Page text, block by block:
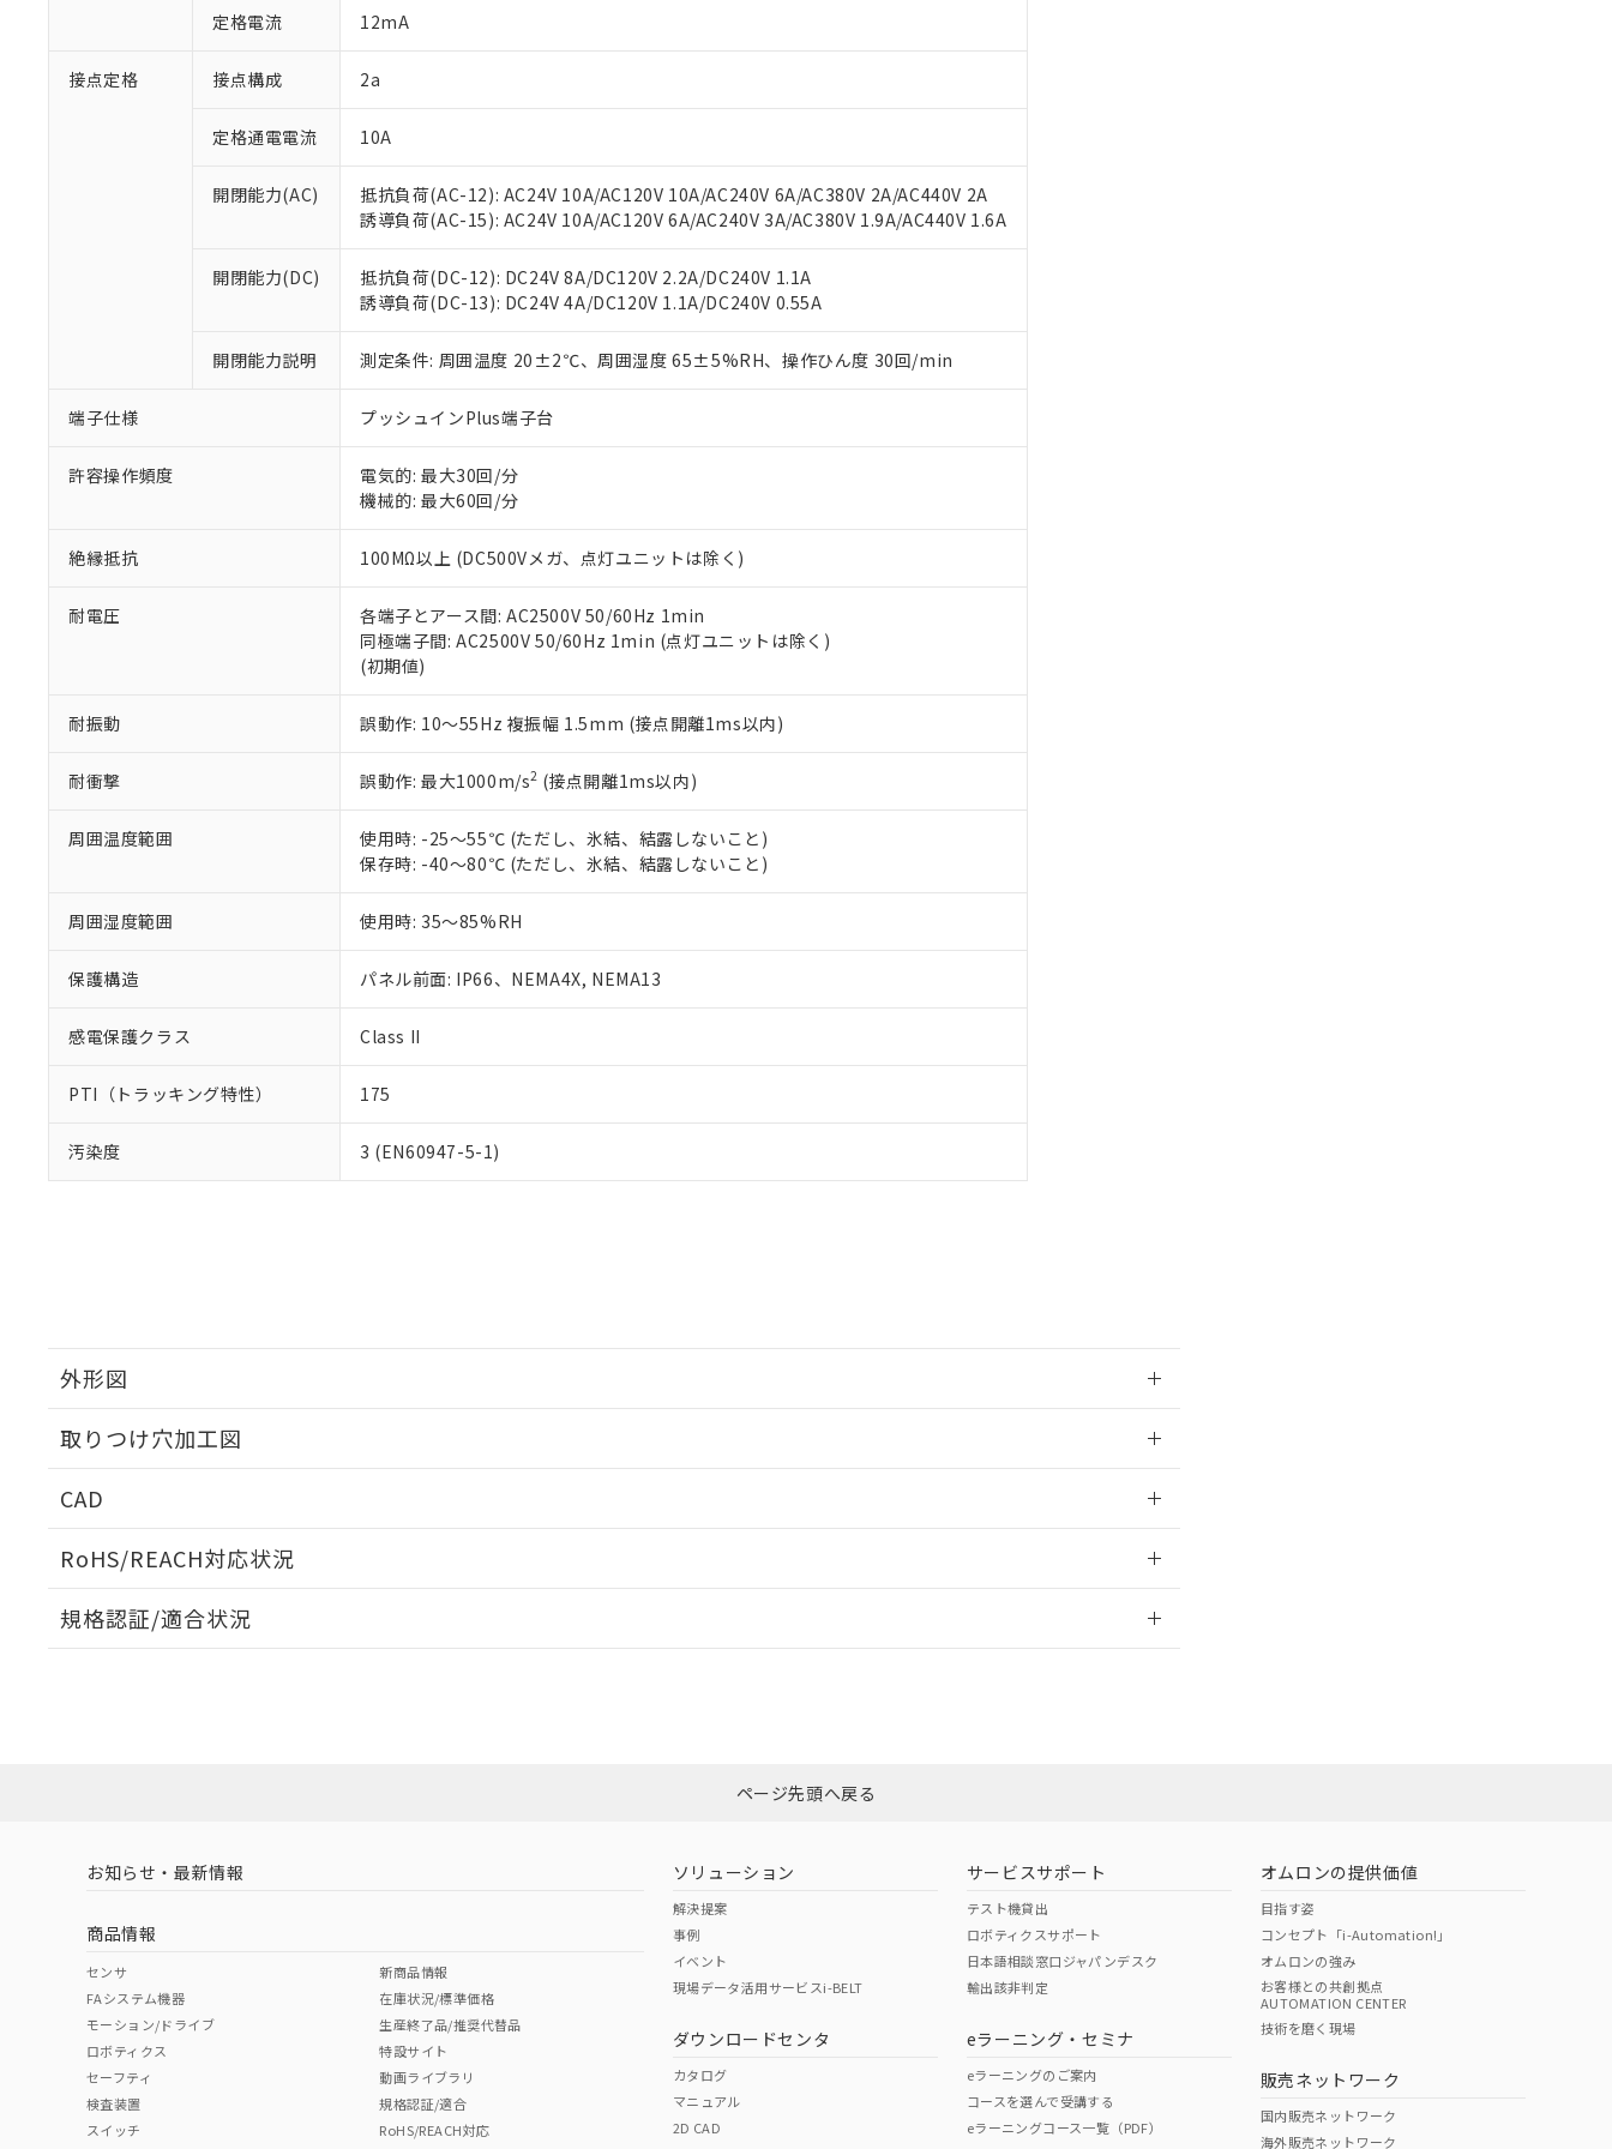
定格電流 12mA
接点定格 接点構成 2a
定格通電電流 10A
開閉能力(AC)
抵抗負荷(AC-12): AC24V 10A/AC120V 10A/AC240V 6A/AC380V 2A/AC440V 2A
誘導負荷(AC-15): AC24V 10A/AC120V 6A/AC240V 3A/AC380V 1.9A/AC440V 1.6A
開閉能力(DC)
抵抗負荷(DC-12): DC24V 8A/DC120V 2.2A/DC240V 1.1A
誘導負荷(DC-13): DC24V 4A/DC120V 1.1A/DC240V 0.55A
開閉能力説明 測定条件: 周囲温度 20±2℃、周囲湿度 65±5%RH、操作ひん度 30回/min
端子仕様 プッシュインPlus端子台
許容操作頻度
電気的: 最大30回/分
機械的: 最大60回/分
絶縁抵抗 100MΩ以上 (DC500Vメガ、点灯ユニットは除く)
耐電圧
各端子とアース間: AC2500V 50/60Hz 1min
同極端子間: AC2500V 50/60Hz 1min (点灯ユニットは除く)
(初期値)
耐振動 誤動作: 10～55Hz 複振幅 1.5mm (接点開離1ms以内)
耐衝撃 誤動作: 最大1000m/s2 (接点開離1ms以内)
周囲温度範囲
使用時: -25～55℃ (ただし、氷結、結露しないこと)
保存時: -40～80℃ (ただし、氷結、結露しないこと)
周囲湿度範囲 使用時: 35～85%RH
保護構造 パネル前面: IP66、NEMA4X, NEMA13
感電保護クラス Class II
PTI（トラッキング特性） 175
汚染度 3 (EN60947-5-1)
外形図
取りつけ穴加工図
CAD
RoHS/REACH対応状況
EU RoHS 注意事項・凡例
ダウンロードはこちら
中国 RoHS 注意事項・凡例
中国 RoHS表
Pb Hg Cr(VI)
O O
規格認証/適合状況
い。
正式な納期状況および標準価格はお客様のお取引先、またはお客様担当のオムロン制御機器販売店・
当社販売員にご相談ください。
オムロン制御機器販売店や当社販売拠点は「販売ネットワーク
」をご確認ください。
在庫状況および標準価格結果を当社の事前の承諾なく第三者に漏洩または開示しないようお願いしま
す。
マイパーツ機能（部品リスト作成サービス）をご利用いただくには、I-Webメンバーズにご登録され
お客様が当ウェブサイト上で当社にご登録された部品リストについて、当社および当社の共同利用者
が、当社の製品・サービスに関するお客様との取引・商談に必要な範囲で利用することをご了承くだ
さい。
※当社の共同利用者とは、"個人情報の共同利用に関して"
の「1.共同利用者の範囲」に記載されて
いる法人を指します。
但し、RoHS指令で産業用監視および制御機器に対する適用除外項目は除く。
※2 対応予定月
部品在庫の切り替え状況などにより、予定月が前後することがあります。
※3 非含有証明書ダウンロード
下記の非含有証明書をダウンロードすることができます。
EU RoHS指令（10物質）の非含有証明書
51物質の非含有証明書（当社基準）
※本証明書は発行日時点で非含有を証明するもので、過去に遡って非含有を証明するものではありません。
また、RoHS指令のフタル酸エステル類４物質の対応では、対応完了までの期間は出荷製品に未対応品が
混在することから備考欄に対応日を記載しておりました。
り割愛しております。
「○」：最大均質材料含有率が中国RoHSの基準値以下であることを示します。
「×」：最大均質材料含有率が中国RoHSの基準値を超えていることを示します。
*中国RoHS10物質の基準値 (GB/T26572)：
Pb(鉛) :1000ppm、 Hg(水銀) : 1000ppm、 Cd(カドミウム) : 100ppm、
Cr(Ⅵ)(六価クロム) : 1000ppm、 PBBs(ポリ臭化ビフェニル類) : 1000ppm、 PBDEs(ポリ臭化ジフェニルエーテル類) : 1000ppm、
DBP(フタル酸ジブチル) : 1000ppm、 DIBP(フタル酸ジイソブチル) : 1000ppm、 BBP(フタル酸ブチルベンジル) : 1000ppm、
DEHP(フタル酸ビス(2-エチルヘキシル)) : 1000ppm
※2 環境保護使用期限
「ｅ」：有害物質（10物質）のすべてが基準値以下であることを示します。
「10」：通常の使用状況下において有害物質が外部に漏えいし、環境に深刻な影響を及ぼさない年数を意
味します。
当社は、これら貴社製品のうち、外国為替および外国貿易法に定める商品（以下｢規制貨物等」とい
当社は貴社製品を、核兵器、ミサイル、化学兵器、生物兵器またはその他武器並びにこれらの製造装
置等に一切使用いたしません。
当社は、貴社製品を第三者に販売する場合は、上記1、2および3の内容を当該第三者に通知します。
また当社は、販売先および販売に係わる関係者が違法に輸出するおそれがある場合は、取り引きをい
たしません。
号
○ 一定数以上の在庫あり
△ 一定数には満たないが在庫あり
－
在庫なし(最新の在庫状況については、お客様のお取引先、またはお客様担当のオムロン制御
機器販売店・当社販売員にご確認ください)
空
白
受注生産機種、また在庫状況の情報を公開していない機種
ページ先頭へ戻る
お知らせ・最新情報
商品情報
センサ
FAシステム機器
モーション/ドライブ
ロボティクス
セーフティ
検査装置
スイッチ
新商品情報
在庫状況/標準価格
生産終了品/推奨代替品
特設サイト
動画ライブラリ
規格認証/適合
RoHS/REACH対応
ソリューション
解決提案
事例
イベント
現場データ活用サービスi-BELT
ダウンロードセンタ
カタログ
マニュアル
2D CAD
サービスサポート
テスト機貸出
ロボティクスサポート
日本語相談窓口ジャパンデスク
輸出該非判定
eラーニング・セミナ
eラーニングのご案内
コースを選んで受講する
eラーニングコース一覧（PDF）
オムロンの提供価値
目指す姿
コンセプト「i-Automation!」
オムロンの強み
お客様との共創拠点
AUTOMATION CENTER
技術を磨く現場
販売ネットワーク
国内販売ネットワーク
海外販売ネットワーク